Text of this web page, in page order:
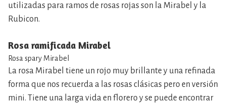
utilizadas para ramos de rosas rojas son la Mirabel y la
Rubicon.
Rosa ramificada Mirabel
Rosa spary Mirabel
La rosa Mirabel tiene un rojo muy brillante y una refinada
forma que nos recuerda a las rosas clásicas pero en versión
mini. Tiene una larga vida en florero y se puede encontrar